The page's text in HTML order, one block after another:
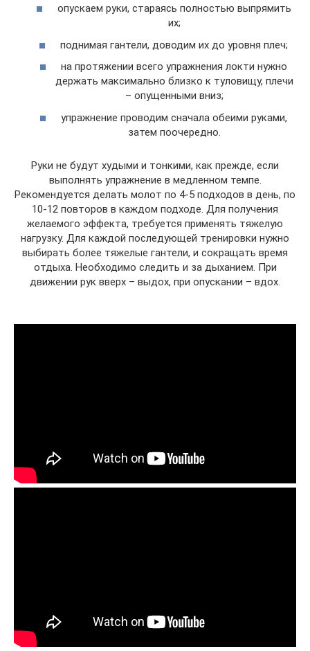
опускаем руки, стараясь полностью выпрямить
их;
поднимая гантели, доводим их до уровня плеч;
на протяжении всего упражнения локти нужно
держать максимально близко к туловищу, плечи
– опущенными вниз;
упражнение проводим сначала обеими руками,
затем поочередно.
Руки не будут худыми и тонкими, как прежде, если
выполнять упражнение в медленном темпе.
Рекомендуется делать молот по 4-5 подходов в день, по
10-12 повторов в каждом подходе. Для получения
желаемого эффекта, требуется применять тяжелую
нагрузку. Для каждой последующей тренировки нужно
выбирать более тяжелые гантели, и сокращать время
отдыха. Необходимо следить и за дыханием. При
движении рук вверх – выдох, при опускании – вдох.